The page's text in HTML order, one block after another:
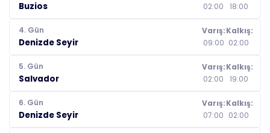
Buzios
02:00
18:00
4. Gün
Denizde Seyir
Varış:
09:00
Kalkış:
02:00
5. Gün
Salvador
Varış:
02:00
Kalkış:
19:00
6. Gün
Denizde Seyir
Varış:
07:00
Kalkış:
02:00